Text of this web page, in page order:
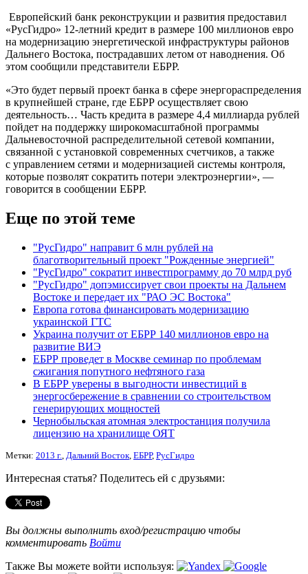
Европейский банк реконструкции и развития предоставил
«РусГидро» 12-летний кредит в размере 100 миллионов евро
на модернизацию энергетической инфраструктуры районов
Дальнего Востока, пострадавших летом от наводнения. Об
этом сообщили представители ЕБРР.
«Это будет первый проект банка в сфере энергораспределения
в крупнейшей стране, где ЕБРР осуществляет свою
деятельность… Часть кредита в размере 4,4 миллиарда рублей
пойдет на поддержку широкомасштабной программы
Дальневосточной распределительной сетевой компании,
связанной с установкой современных счетчиков, а также
с управлением сетями и модернизацией системы контроля,
которые позволят сократить потери электроэнергии», —
говорится в сообщении ЕБРР.
Еще по этой теме
"РусГидро" направит 6 млн рублей на
благотворительный проект "Рожденные энергией"
"РусГидро" сократит инвестпрограмму до 70 млрд руб
"РусГидро" допэмиссирует свои проекты на Дальнем
Востоке и передает их "РАО ЭС Востока"
Европа готова финансировать модернизацию
украинской ГТС
Украина получит от ЕБРР 140 миллионов евро на
развитие ВИЭ
ЕБРР проведет в Москве семинар по проблемам
сжигания попутного нефтяного газа
В ЕБРР уверены в выгодности инвестиций в
энергосбережение в сравнении со строительством
генерирующих мощностей
Чернобыльская атомная электростанция получила
лицензию на хранилище ОЯТ
Метки: 2013 г. Дальний Восток ЕБРР, РусГидро
Интересная статья? Поделитесь ей с друзьями:
Вы должны выполнить вход/регистрацию чтобы
комментировать Войти
Также Вы можете войти используя: